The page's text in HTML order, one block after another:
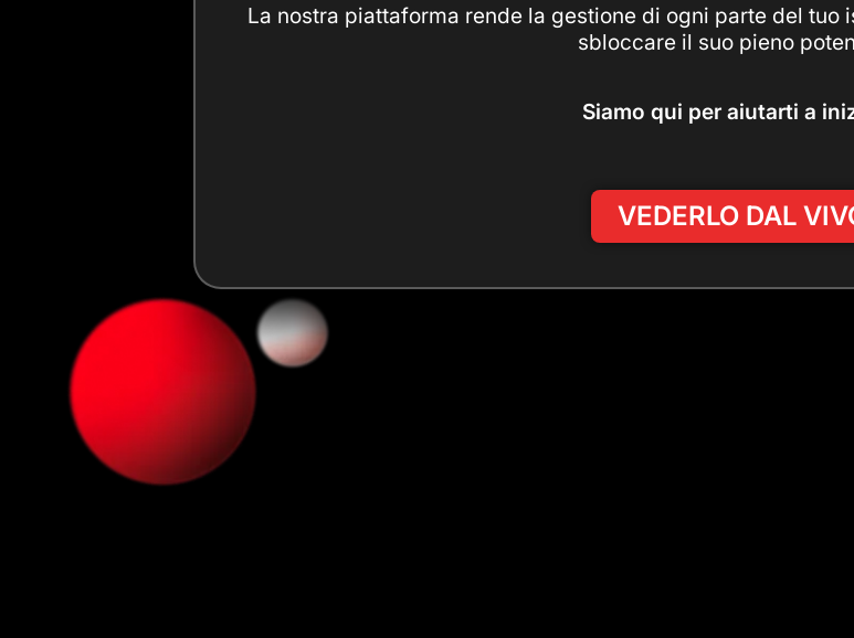
La nostra piattaforma rende la gestione di ogni parte del
sbloccare il suo pieno
Siamo qui per aiutarti a
VEDERLO DAL